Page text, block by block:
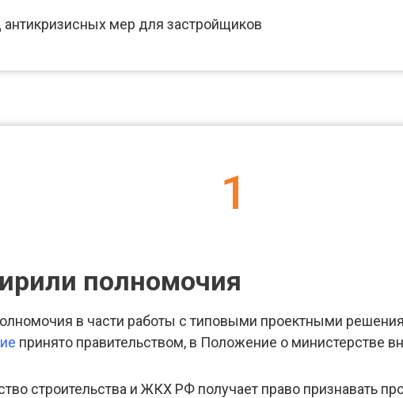
мер для застройщиков
1
полномочия
в части работы с типовыми проектными
принято правительством, в Положение о министерстве
строительства и ЖКХ РФ получает право признавать